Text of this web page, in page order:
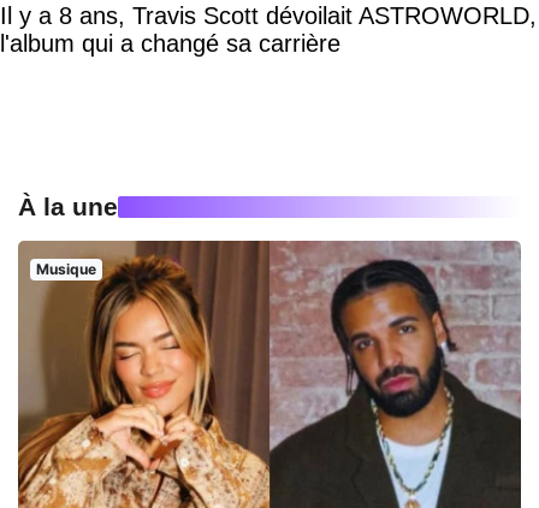
Il y a 8 ans, Travis Scott dévoilait ASTROWORLD,
l'album qui a changé sa carrière
À la une
Musique